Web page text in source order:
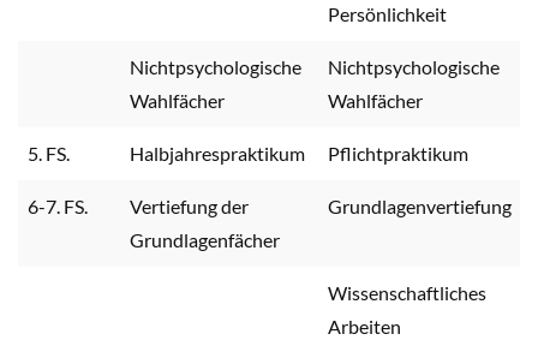
Persönlichkeit
Nichtpsychologische
Wahlfächer
Nichtpsychologische
Wahlfächer
5. FS. Halbjahrespraktikum Pflichtpraktikum
6-7. FS.
Vertiefung der
Grundlagenfächer
Grundlagenvertiefung
Wissenschaftliches
Arbeiten